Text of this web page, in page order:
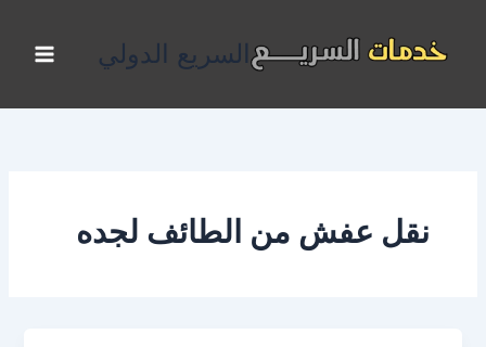
المحتوى
السريع الدولي
نقل عفش من الطائف لجده